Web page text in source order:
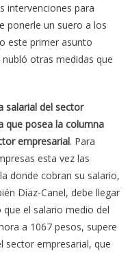
intervenciones para
ponerle un suero a los
este primer asunto
otras medidas que
salarial del sector
que posea la columna
empresarial. Para
esta vez las
donde cobran su salario,
Díaz-Canel, debe llegar
el salario medio del
a 1067 pesos, supere
sector empresarial, que